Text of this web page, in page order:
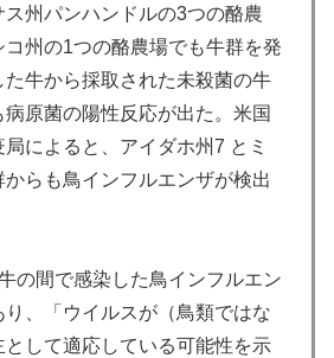
州パンハンドルの3つの酪農
州の1つの酪農場でも牛群を発
牛から採取された未殺菌の牛
原菌の陽性反応が出た。米国
によると、アイダホ州7 とミ
らも鳥インフルエンザが検出
の間で感染した鳥インフルエン
、「ウイルスが（鳥類ではな
として適応している可能性を示